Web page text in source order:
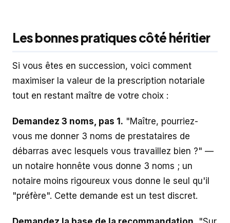
Les bonnes pratiques côté héritier
Si vous êtes en succession, voici comment
maximiser la valeur de la prescription notariale
tout en restant maître de votre choix :
Demandez 3 noms, pas 1. "Maître, pourriez-
vous me donner 3 noms de prestataires de
débarras avec lesquels vous travaillez bien ?" —
un notaire honnête vous donne 3 noms ; un
notaire moins rigoureux vous donne le seul qu'il
"préfère". Cette demande est un test discret.